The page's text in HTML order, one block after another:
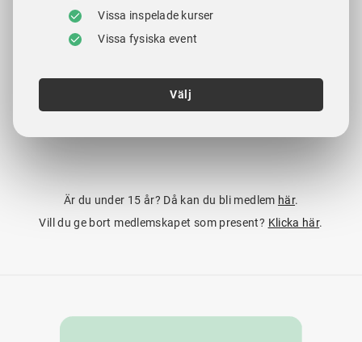
Vissa inspelade kurser
Vissa fysiska event
Välj
Är du under 15 år? Då kan du bli medlem här.
Vill du ge bort medlemskapet som present? Klicka här.